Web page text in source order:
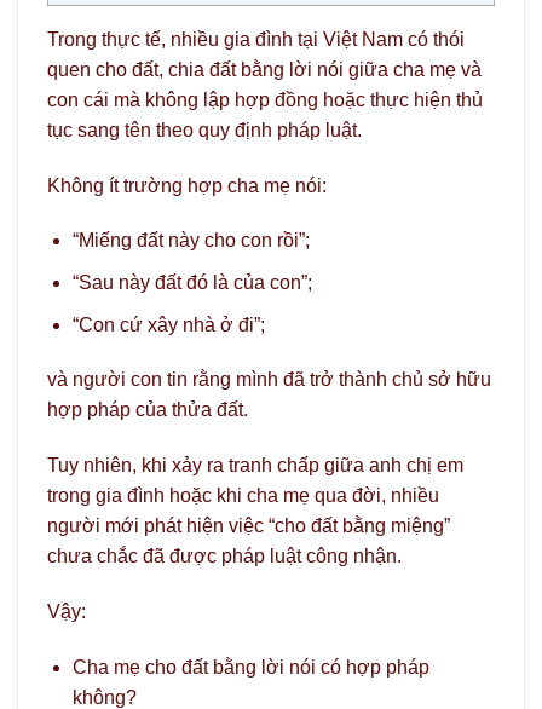
Trong thực tế, nhiều gia đình tại Việt Nam có thói
quen cho đất, chia đất bằng lời nói giữa cha mẹ và
con cái mà không lập hợp đồng hoặc thực hiện thủ
tục sang tên theo quy định pháp luật.
Không ít trường hợp cha mẹ nói:
“Miếng đất này cho con rồi”;
“Sau này đất đó là của con”;
“Con cứ xây nhà ở đi”;
và người con tin rằng mình đã trở thành chủ sở hữu
hợp pháp của thửa đất.
Tuy nhiên, khi xảy ra tranh chấp giữa anh chị em
trong gia đình hoặc khi cha mẹ qua đời, nhiều
người mới phát hiện việc “cho đất bằng miệng”
chưa chắc đã được pháp luật công nhận.
Vậy:
Cha mẹ cho đất bằng lời nói có hợp pháp
không?